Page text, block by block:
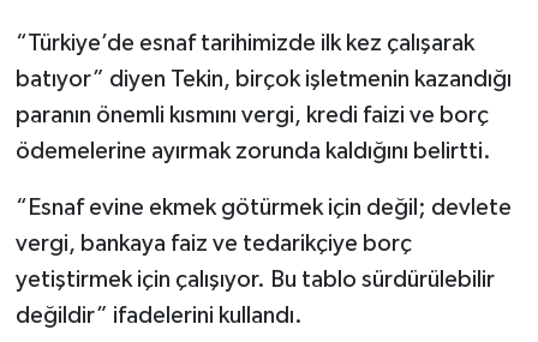
“Türkiye’de esnaf tarihimizde ilk kez çalışarak
batıyor” diyen Tekin, birçok işletmenin kazandığı
paranın önemli kısmını vergi, kredi faizi ve borç
ödemelerine ayırmak zorunda kaldığını belirtti.
“Esnaf evine ekmek götürmek için değil; devlete
vergi, bankaya faiz ve tedarikçiye borç
yetiştirmek için çalışıyor. Bu tablo sürdürülebilir
değildir” ifadelerini kullandı.